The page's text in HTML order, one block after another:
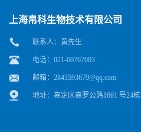
上海帛科生物技术有限公司
联系人：黄先生
电话：021-60767003
邮箱： 2843593679@qq.com
地址：嘉定区嘉罗公路1661 号24栋